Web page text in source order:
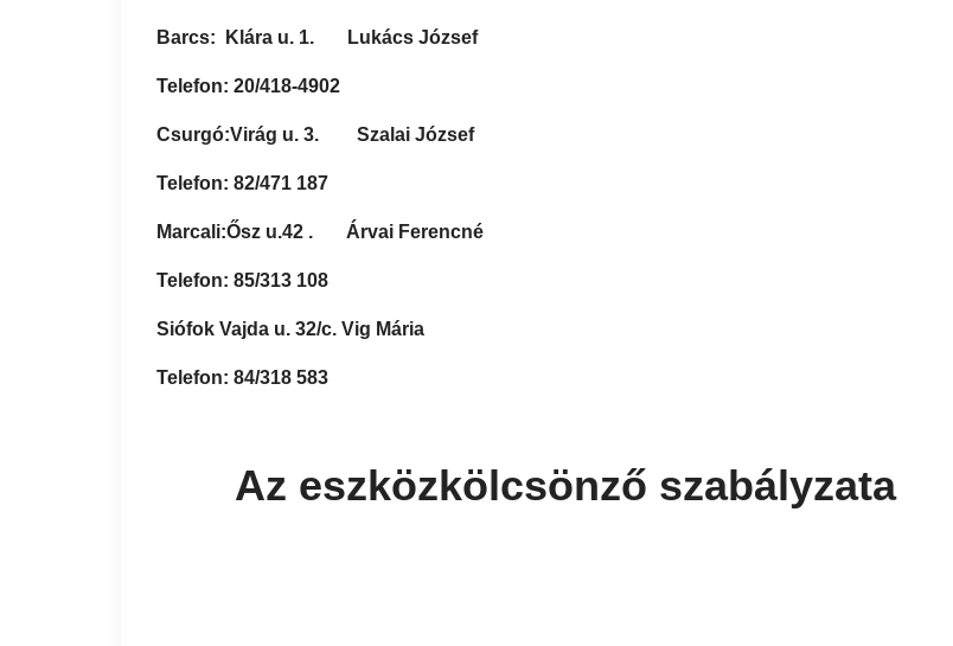
Barcs: Klára u. 1. Lukács József
Telefon: 20/418-4902
Csurgó:Virág u. 3. Szalai József
Telefon: 82/471 187
Marcali:Ősz u.42 . Árvai Ferencné
Telefon: 85/313 108
Siófok Vajda u. 32/c. Vig Mária
Telefon: 84/318 583
Az eszközkölcsönző szabályzata